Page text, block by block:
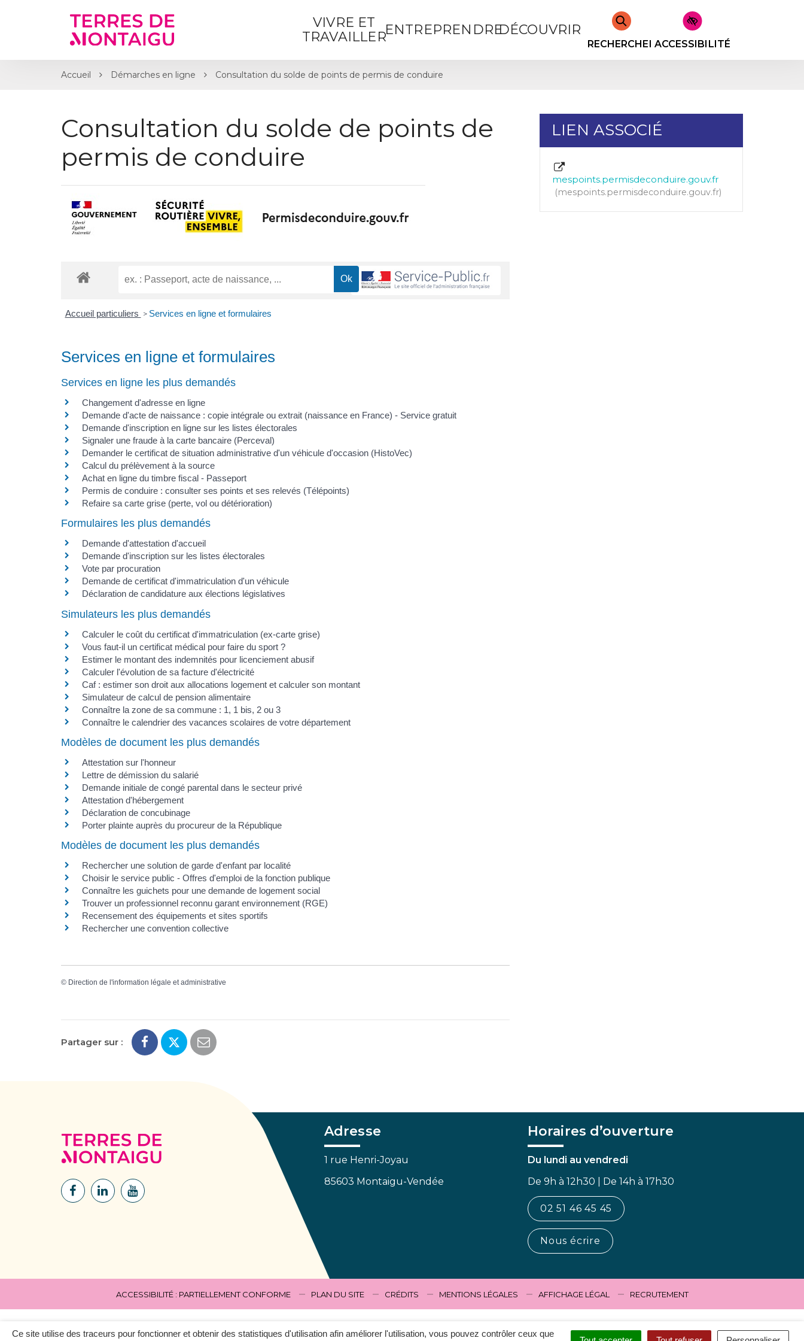
Ce site utilise des traceurs pour fonctionner et obtenir des statistiques d'utilisation afin améliorer l'utilisation, vous pouvez contrôler ceux que
VIVRE ET
TRAVAILLERENTREPRENDREDÉCOUVRIR
RECHERCHERACCESSIBILITÉ
Accueil Démarches en ligne Consultation du solde de points de permis de conduire
Consultation du solde de points de
permis de conduire
Accueil particuliers > Services en ligne et formulaires
Services en ligne et formulaires
Services en ligne les plus demandés
Changement d'adresse en ligne
Demande d'acte de naissance : copie intégrale ou extrait (naissance en France) - Service gratuit
Demande d'inscription en ligne sur les listes électorales
Signaler une fraude à la carte bancaire (Perceval)
Demander le certificat de situation administrative d'un véhicule d'occasion (HistoVec)
Calcul du prélèvement à la source
Achat en ligne du timbre fiscal - Passeport
Permis de conduire : consulter ses points et ses relevés (Télépoints)
Refaire sa carte grise (perte, vol ou détérioration)
Formulaires les plus demandés
Demande d'attestation d'accueil
Demande d'inscription sur les listes électorales
Vote par procuration
Demande de certificat d'immatriculation d'un véhicule
Déclaration de candidature aux élections législatives
Simulateurs les plus demandés
Calculer le coût du certificat d'immatriculation (ex-carte grise)
Vous faut-il un certificat médical pour faire du sport ?
Estimer le montant des indemnités pour licenciement abusif
Calculer l'évolution de sa facture d'électricité
Caf : estimer son droit aux allocations logement et calculer son montant
Simulateur de calcul de pension alimentaire
Connaître la zone de sa commune : 1, 1 bis, 2 ou 3
Connaître le calendrier des vacances scolaires de votre département
Modèles de document les plus demandés
Attestation sur l'honneur
Lettre de démission du salarié
Demande initiale de congé parental dans le secteur privé
Attestation d'hébergement
Déclaration de concubinage
Porter plainte auprès du procureur de la République
Modèles de document les plus demandés
Rechercher une solution de garde d'enfant par localité
Choisir le service public - Offres d'emploi de la fonction publique
Connaître les guichets pour une demande de logement social
Trouver un professionnel reconnu garant environnement (RGE)
Recensement des équipements et sites sportifs
Rechercher une convention collective
© Direction de l'information légale et administrative
LIEN ASSOCIÉ
mespoints.permisdeconduire.gouv.fr
mespoints.permisdeconduire.gouv.fr
Partager sur :
Lien
Lien
Lien
Adresse
1 rue Henri-Joyau
85603 Montaigu-Vendée
Horaires d’ouverture
Du lundi au vendredi
De 9h à 12h30 | De 14h à 17h30
02 51 46 45 45
Nous écrire
ACCESSIBILITÉ : PARTIELLEMENT CONFORME PLAN DU SITE CRÉDITS MENTIONS LÉGALES AFFICHAGE LÉGAL RECRUTEMENT